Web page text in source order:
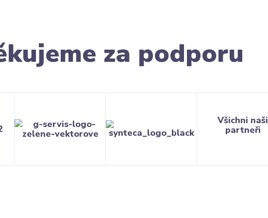
za podporu
Všichni naši
partneři